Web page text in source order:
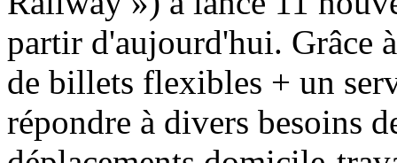
partir d'aujourd'hui. Grâce
de billets flexibles + un
répondre à divers besoins